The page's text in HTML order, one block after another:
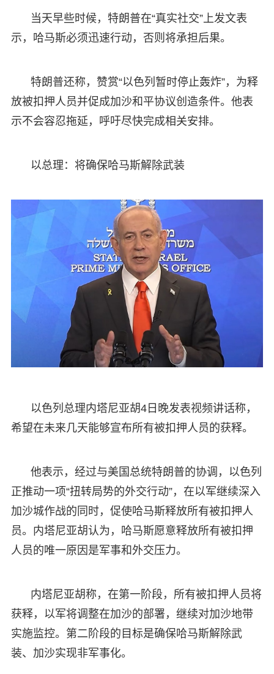
当天早些时候，特朗普在“真实社交”上发文表
示，哈马斯必须迅速行动，否则将承担后果。
特朗普还称，赞赏“以色列暂时停止轰炸”，为释
放被扣押人员并促成加沙和平协议创造条件。他表
示不会容忍拖延，呼吁尽快完成相关安排。
以总理：将确保哈马斯解除武装
以色列总理内塔尼亚胡4日晚发表视频讲话称，
希望在未来几天能够宣布所有被扣押人员的获释。
他表示，经过与美国总统特朗普的协调，以色列
正推动一项“扭转局势的外交行动”，在以军继续深入
加沙城作战的同时，促使哈马斯释放所有被扣押人
员。内塔尼亚胡认为，哈马斯愿意释放所有被扣押
人员的唯一原因是军事和外交压力。
内塔尼亚胡称，在第一阶段，所有被扣押人员将
获释，以军将调整在加沙的部署，继续对加沙地带
实施监控。第二阶段的目标是确保哈马斯解除武
装、加沙实现非军事化。